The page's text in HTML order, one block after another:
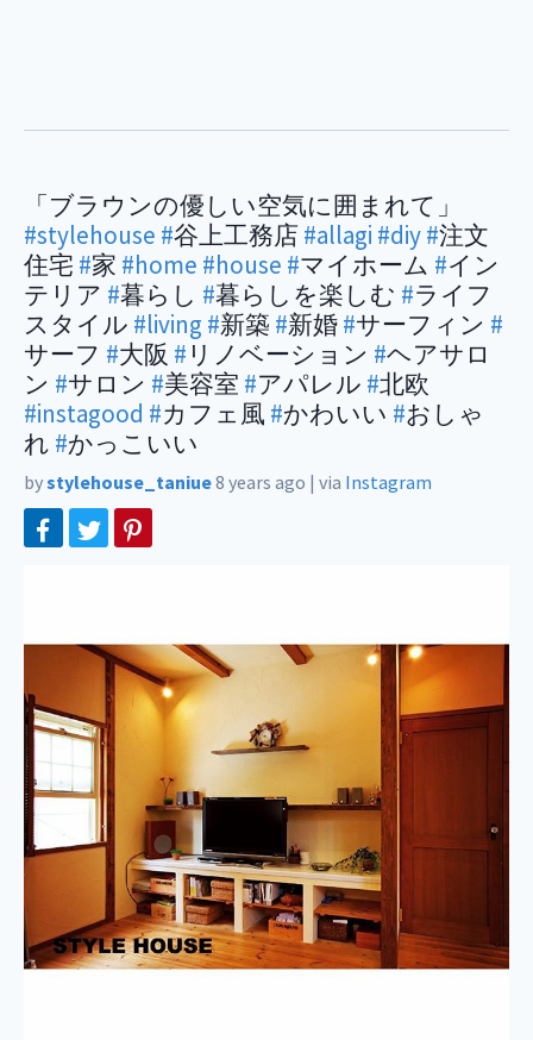
「ブラウンの優しい空気に囲まれて」
#stylehouse #谷上工務店 #allagi #diy#注文
住宅 #家 #home #house #マイホーム #イン
テリア #暮らし #暮らしを楽しむ #ライフ
スタイル #living #新築 #新婚#サーフィン #
サーフ #大阪 # リノベーション #ヘアサロ
ン #サロン #美容室 #アパレル #北欧
#instagood #カフェ風 #かわいい #おしゃ
れ #かっこいい
bystylehouse_taniue8 years ago | via Instagram